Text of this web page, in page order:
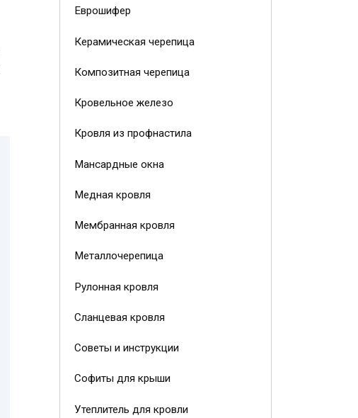
Еврошифер
Керамическая черепица
Композитная черепица
Кровельное железо
Кровля из профнастила
Мансардные окна
Медная кровля
Мембранная кровля
Металлочерепица
Рулонная кровля
Сланцевая кровля
Советы и инструкции
Софиты для крыши
Утеплитель для кровли